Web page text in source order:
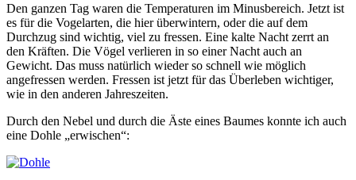
Den ganzen Tag waren die Temperaturen im Minusbereich. Jetzt ist
es für die Vogelarten, die hier überwintern, oder die auf dem
Durchzug sind wichtig, viel zu fressen. Eine kalte Nacht zerrt an
den Kräften. Die Vögel verlieren in so einer Nacht auch an
Gewicht. Das muss natürlich wieder so schnell wie möglich
angefressen werden. Fressen ist jetzt für das Überleben wichtiger,
wie in den anderen Jahreszeiten.
Durch den Nebel und durch die Äste eines Baumes konnte ich auch
eine Dohle „erwischen“: